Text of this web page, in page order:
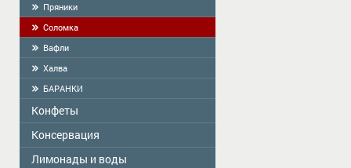
Пряники
Cоломка
Вафли
Халва
БАРАНКИ
Конфеты
ME2U
Консервация
Zelta Saule
Лимонады и воды